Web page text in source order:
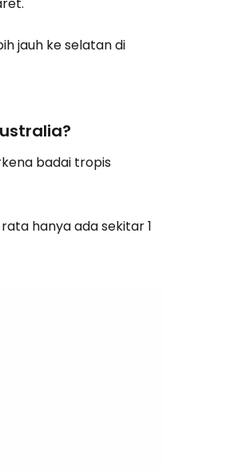
jauh ke selatan di
badai tropis
hanya ada sekitar 1